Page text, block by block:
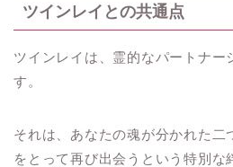
ツインレイとの共通点
ツインレイは、霊的なパートナー
す。
それは、あなたの魂が分かれた二
をとって再び出会うという特別な